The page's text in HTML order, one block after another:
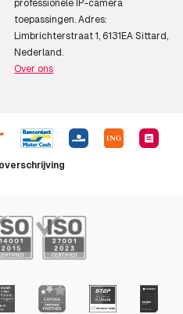
professionele IP-camera
toepassingen. Adres:
Limbrichterstraat 1, 6131EA Sittard,
Nederland.
Over ons